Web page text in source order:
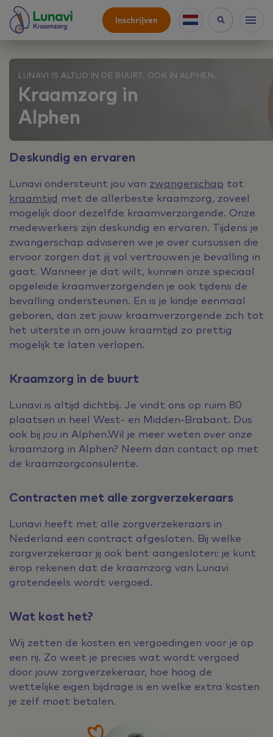
Inschrijven
LUNAVI IS ALTIJD IN DE BUURT. OOK IN ALPHEN.
Kraamzorg in
Alphen
Deskundig en ervaren
Lunavi ondersteunt jou van zwangerschap tot
kraamtijd met de allerbeste kraamzorg, zoveel
mogelijk door dezelfde kraamverzorgende. Onze
medewerkers zijn deskundig en ervaren. Tijdens je
zwangerschap adviseren we je over cursussen die
ervoor zorgen dat jij vol vertrouwen je bevalling in
gaat. Wanneer je dat wilt, kunnen onze speciaal
opgeleide kraamverzorgenden je ook tijdens de
bevalling ondersteunen. En is je kindje eenmaal
geboren, dan zet jouw kraamverzorgende zich tot
het uiterste in om jouw kraamtijd zo prettig
mogelijk te laten verlopen.
Kraamzorg in de buurt
Lunavi is altijd dichtbij. Je vindt ons op ruim 80
plaatsen in heel West- en Midden-Brabant. Dus
ook bij jou in Alphen.Wil je meer weten over onze
kraamzorg in Alphen? Neem dan contact op met
de kraamzorgconsulente.
Contracten met alle zorgverzekeraars
Lunavi heeft met alle zorgverzekeraars in
Nederland een contract afgesloten. Bij welke
zorgverzekeraar jij ook bent aangesloten: je kunt
erop rekenen dat de kraamzorg van Lunavi
grotendeels wordt vergoed.
Wat kost het?
Wij zetten de kosten en vergoedingen voor je op
een rij. Zo weet je precies wat wordt vergoed
door jouw zorgverzekeraar, hoe hoog de
wettelijke eigen bijdrage is en welke extra kosten
je zelf moet betalen.